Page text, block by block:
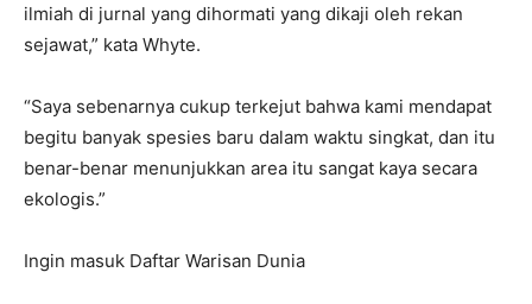
ilmiah di jurnal yang dihormati yang dikaji oleh rekan
sejawat,” kata Whyte.
“Saya sebenarnya cukup terkejut bahwa kami mendapat
begitu banyak spesies baru dalam waktu singkat, dan itu
benar-benar menunjukkan area itu sangat kaya secara
ekologis.”
Ingin masuk Daftar Warisan Dunia